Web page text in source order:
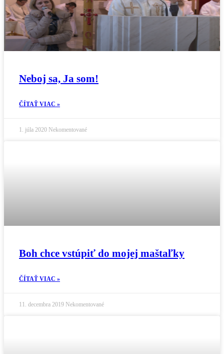
Neboj sa, Ja som!
ČÍTAŤ VIAC »
1. júla 2020 Nekomentované
Boh chce vstúpiť do mojej maštaľky
ČÍTAŤ VIAC »
11. decembra 2019 Nekomentované